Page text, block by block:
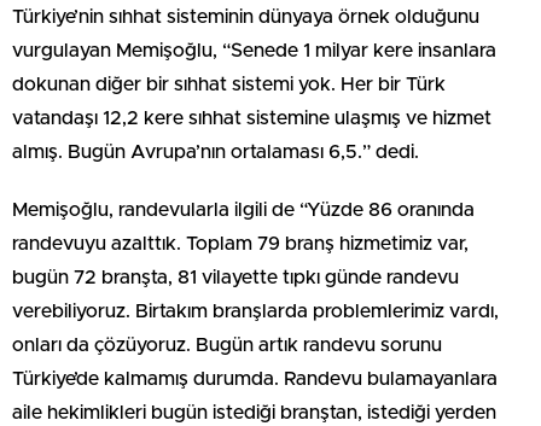
Türkiye’nin sıhhat sisteminin dünyaya örnek olduğunu
vurgulayan Memişoğlu, “Senede 1 milyar kere insanlara
dokunan diğer bir sıhhat sistemi yok. Her bir Türk
vatandaşı 12,2 kere sıhhat sistemine ulaşmış ve hizmet
almış. Bugün Avrupa’nın ortalaması 6,5.” dedi.
Memişoğlu, randevularla ilgili de “Yüzde 86 oranında
randevuyu azalttık. Toplam 79 branş hizmetimiz var,
bugün 72 branşta, 81 vilayette tıpkı günde randevu
verebiliyoruz. Birtakım branşlarda problemlerimiz vardı,
onları da çözüyoruz. Bugün artık randevu sorunu
Türkiye’de kalmamış durumda. Randevu bulamayanlara
aile hekimlikleri bugün istediği branştan, istediği yerden